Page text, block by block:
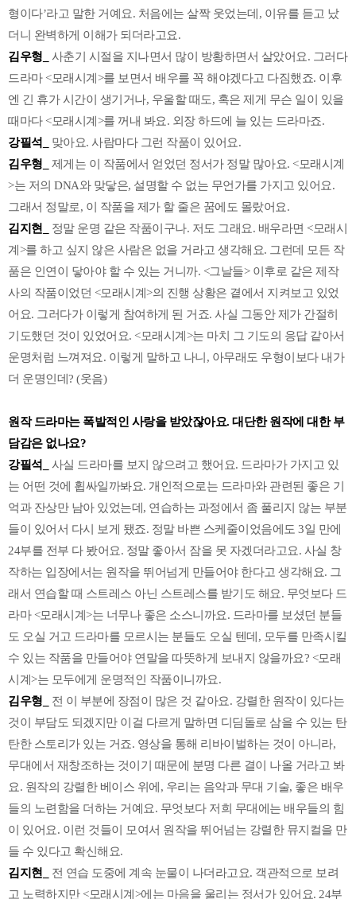
형이다’라고 말한 거예요. 처음에는 살짝 웃었는데, 이유를 듣고 났
더니 완벽하게 이해가 되더라고요.
김우형_
사춘기 시절을 지나면서 많이 방황하면서 살았어요. 그러다
드라마 <모래시계>를 보면서 배우를 꼭 해야겠다고 다짐했죠. 이후
엔 긴 휴가 시간이 생기거나, 우울할 때도, 혹은 제게 무슨 일이 있을
때마다 <모래시계>를 꺼내 봐요. 외장 하드에 늘 있는 드라마죠.
강필석_ 맞아요. 사람마다 그런 작품이 있어요.
김우형_
제게는 이 작품에서 얻었던 정서가 정말 많아요. <모래시계
>는 저의 DNA와 맞닿은, 설명할 수 없는 무언가를 가지고 있어요.
그래서 정말로, 이 작품을 제가 할 줄은 꿈에도 몰랐어요.
김지현_
정말 운명 같은 작품이구나. 저도 그래요. 배우라면 <모래시
계>를 하고 싶지 않은 사람은 없을 거라고 생각해요. 그런데 모든 작
품은 인연이 닿아야 할 수 있는 거니까. <그날들> 이후로 같은 제작
사의 작품이었던 <모래시계>의 진행 상황은 곁에서 지켜보고 있었
어요. 그러다가 이렇게 참여하게 된 거죠. 사실 그동안 제가 간절히
기도했던 것이 있었어요. <모래시계>는 마치 그 기도의 응답 같아서
운명처럼 느껴져요. 이렇게 말하고 나니, 아무래도 우형이보다 내가
더 운명인데? (웃음)
원작 드라마는 폭발적인 사랑을 받았잖아요. 대단한 원작에 대한 부
담감은 없나요?
강필석_
사실 드라마를 보지 않으려고 했어요. 드라마가 가지고 있
는 어떤 것에 휩싸일까봐요. 개인적으로는 드라마와 관련된 좋은 기
억과 잔상만 남아 있었는데, 연습하는 과정에서 좀 풀리지 않는 부분
들이 있어서 다시 보게 됐죠. 정말 바쁜 스케줄이었음에도 3일 만에
24부를 전부 다 봤어요. 정말 좋아서 잠을 못 자겠더라고요. 사실 창
작하는 입장에서는 원작을 뛰어넘게 만들어야 한다고 생각해요. 그
래서 연습할 때 스트레스 아닌 스트레스를 받기도 해요. 무엇보다 드
라마 <모래시계>는 너무나 좋은 소스니까요. 드라마를 보셨던 분들
도 오실 거고 드라마를 모르시는 분들도 오실 텐데, 모두를 만족시킬
수 있는 작품을 만들어야 연말을 따뜻하게 보내지 않을까요? <모래
시계>는 모두에게 운명적인 작품이니까요.
김우형_ 전 이 부분에 장점이 많은 것 같아요. 강렬한 원작이 있다는
것이 부담도 되겠지만 이걸 다르게 말하면 디딤돌로 삼을 수 있는 탄
탄한 스토리가 있는 거죠. 영상을 통해 리바이벌하는 것이 아니라,
무대에서 재창조하는 것이기 때문에 분명 다른 결이 나올 거라고 봐
요. 원작의 강렬한 베이스 위에, 우리는 음악과 무대 기술, 좋은 배우
들의 노련함을 더하는 거예요. 무엇보다 저희 무대에는 배우들의 힘
이 있어요. 이런 것들이 모여서 원작을 뛰어넘는 강렬한 뮤지컬을 만
들 수 있다고 확신해요.
김지현_
전 연습 도중에 계속 눈물이 나더라고요. 객관적으로 보려
고 노력하지만 <모래시계>에는 마음을 울리는 정서가 있어요. 24부